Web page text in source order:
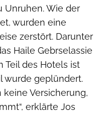
Unruhen. Wie der
wurden eine
zerstört. Darunter
Haile Gebrselassie
Teil des Hotels ist
wurde geplündert.
Versicherung,
erklärte Jos